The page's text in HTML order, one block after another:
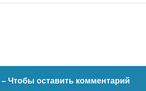
– Чтобы оставить комментарий